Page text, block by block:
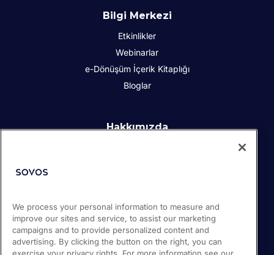
Bilgi Merkezi
Etkinlikler
Webinarlar
e-Dönüşüm İçerik Kitaplığı
Bloglar
Hakkımızda
Kariyer
Destek
We process your personal information to measure and
improve our sites and service, to assist our marketing
campaigns and to provide personalized content and
advertising. By clicking the button on the right, you can